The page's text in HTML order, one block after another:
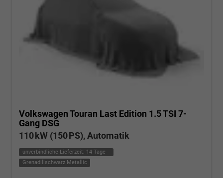
Volkswagen Touran Last Edition 1.5 TSI 7-
Gang DSG
110 kW (150 PS), Automatik
unverbindliche Lieferzeit: 14 Tage
Grenadillschwarz Metallic